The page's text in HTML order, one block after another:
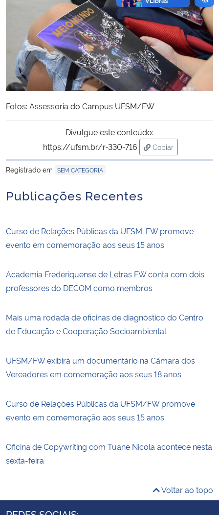
Fotos: Assessoria do Campus UFSM/FW
Divulgue este conteúdo:
https://ufsm.br/r-330-716
Copiar
para área de
Registrado em SEM CATEGORIA
Publicações Recentes
Curso de Relações Públicas da UFSM-FW promove
evento em comemoração aos seus 15 anos
Academia Frederiquense de Letras FW conta com dois
professores do DECOM como membros
Mais uma rodada de oficinas de diagnóstico do Centro
de Educação e Cooperação Socioambiental
UFSM/FW exibirá um documentário na Câmara dos
Vereadores em comemoração aos seus 18 anos
Curso de Relações Públicas da UFSM/FW promove
evento em comemoração aos seus 15 anos
Oficina de Copywriting com Tuane Nicola acontece nesta
sexta-feira
Voltar ao topo